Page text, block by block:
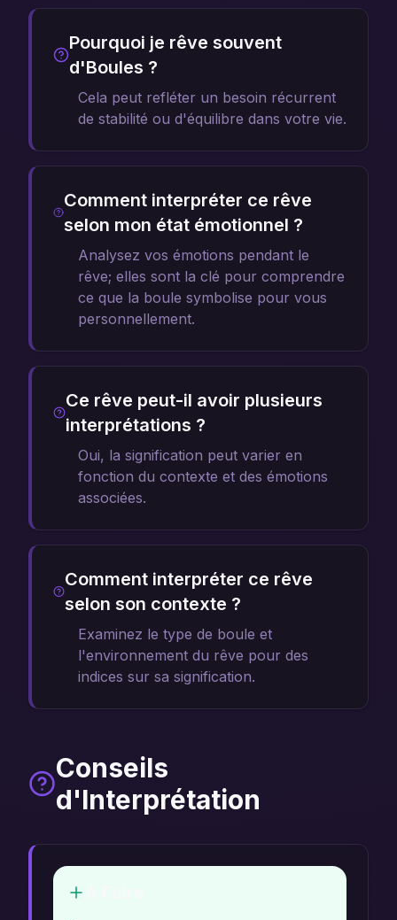
Pourquoi je rêve souvent
d'Boules ?
Cela peut refléter un besoin récurrent
de stabilité ou d'équilibre dans votre vie.
Comment interpréter ce rêve
selon mon état émotionnel ?
Analysez vos émotions pendant le
rêve; elles sont la clé pour comprendre
ce que la boule symbolise pour vous
personnellement.
Ce rêve peut-il avoir plusieurs
interprétations ?
Oui, la signification peut varier en
fonction du contexte et des émotions
associées.
Comment interpréter ce rêve
selon son contexte ?
Examinez le type de boule et
l'environnement du rêve pour des
indices sur sa signification.
Conseils
d'Interprétation